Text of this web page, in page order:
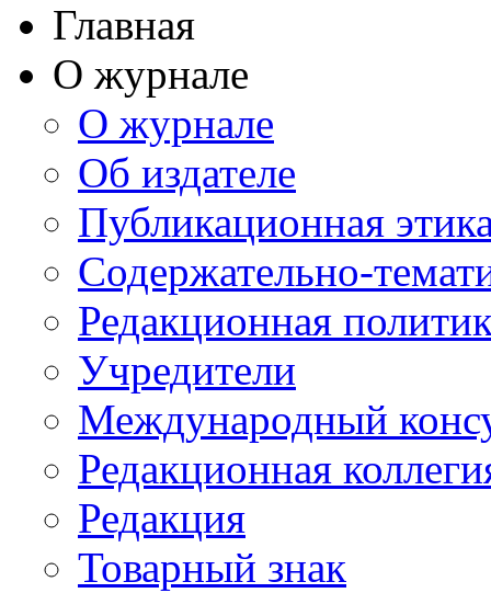
Главная
О журнале
О журнале
Об издателе
Публикационная
Содержательно-
Редакционная
Учредители
Международный
Редакционная
Редакция
Товарный знак